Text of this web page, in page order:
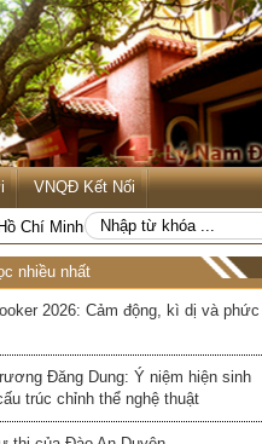
VNQĐ Kết Nối
Chí Minh
nhiều nhất
2026: Cảm động, kì dị và phức
Đăng Dung: Ý niệm hiện sinh
trúc chỉnh thể nghệ thuật